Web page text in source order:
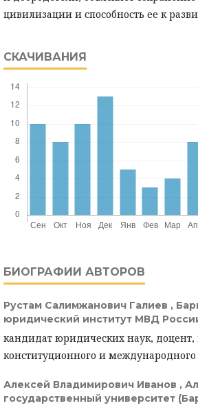
цивилизации и способность ее к
СКАЧИВАНИЯ
БИОГРАФИИ АВТОРОВ
Рустам Салимжанович Галиев ,
юридический институт МВД
кандидат юридических наук,
конституционного и международного
Алексей Владимирович Иванов ,
государственный университет